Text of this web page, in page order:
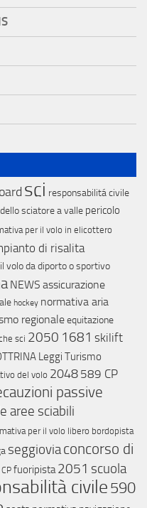
sci responsabilitá civile
sciatore a valle pericolo
per il volo in elicottero
di risalita
volo da diporto o sportivo
NEWS assicurazione
hockey normativa aria
regionaleequitazione
sci 2050 1681 skilift
Leggi Turismo
del volo 2048 589 CP
passive
aree sciabili
per il volo libero bordopista
seggioviaconcorso di
fuoripista 2051 scuola
civile590